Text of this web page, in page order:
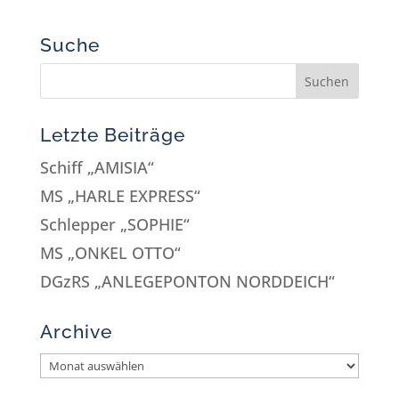
Suche
Letzte Beiträge
Schiff „AMISIA“
MS „HARLE EXPRESS“
Schlepper „SOPHIE“
MS „ONKEL OTTO“
DGzRS „ANLEGEPONTON NORDDEICH“
Archive